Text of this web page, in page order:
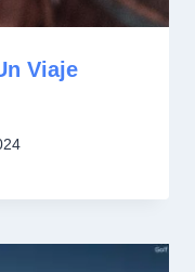
Viaje